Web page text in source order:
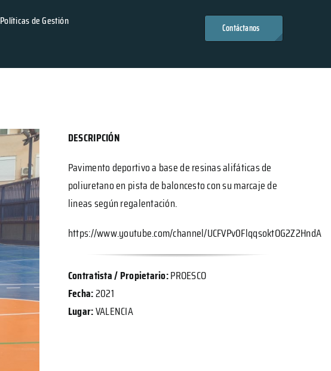
Políticas de Gestión
Contáctanos
DESCRIPCIÓN
Pavimento deportivo a base de resinas alifáticas de
poliuretano en pista de baloncesto con su marcaje de
lineas según regalentación.
https://www.youtube.com/channel/UCFVPv0FlqqsoktOG2Z2HndA
Contratista / Propietario:PROESCO
Fecha:2021
Lugar:VALENCIA